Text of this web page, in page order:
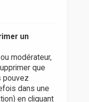
un
modérateur,
que
pouvez
dans une
en cliquant